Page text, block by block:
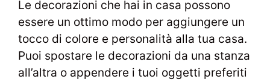
Le decorazioni che hai in casa possono
essere un ottimo modo per aggiungere un
tocco di colore e personalità alla tua casa.
Puoi spostare le decorazioni da una stanza
all’altra o appendere i tuoi oggetti preferiti